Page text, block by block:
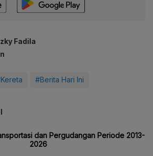
Fadila
#Berita Hari Ini